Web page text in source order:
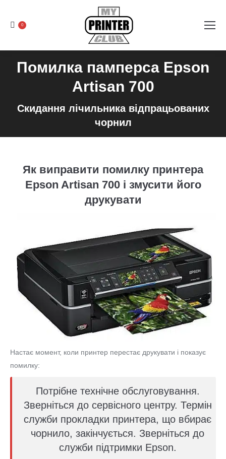
0
Помилка памперса Epson
Artisan 700
Скидання лічильника відпрацьованих
чорнил
Як виправити помилку принтера
Epson Artisan 700 і змусити його
друкувати
Настає момент, коли принтер перестає друкувати і показує
помилку:
Потрібне технічне обслуговування.
Зверніться до сервісного центру. Термін
служби прокладки принтера, що вбирає
чорнило, закінчується. Зверніться до
служби підтримки Epson.